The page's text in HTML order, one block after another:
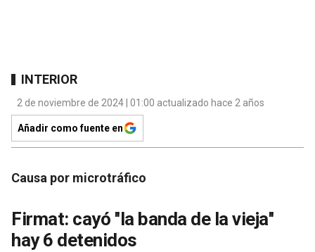
INTERIOR
2 de noviembre de 2024 | 01:00 actualizado hace 2 años
Añadir como fuente en
Causa por microtráfico
Firmat: cayó ''la banda de la vieja''
hay 6 detenidos